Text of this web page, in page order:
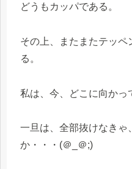
どうもカッパである。
その上、またまたテッペ
る。
私は、今、どこに向かっ
一旦は、全部抜けなきゃ
か・・・(＠_＠;)